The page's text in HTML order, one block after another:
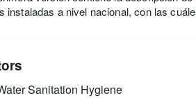
instaladas a nivel nacional, con las
Sanitation Hygiene